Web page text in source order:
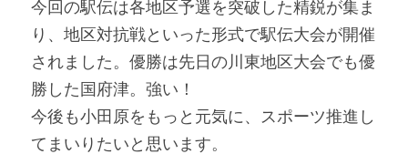
今回の駅伝は各地区予選を突破した精鋭が集ま
り、地区対抗戦といった形式で駅伝大会が開催
されました。優勝は先日の川東地区大会でも優
勝した国府津。強い！
今後も小田原をもっと元気に、スポーツ推進し
てまいりたいと思います。